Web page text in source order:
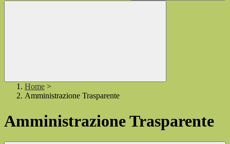
Home >
Amministrazione Trasparente
Amministrazione Trasparente